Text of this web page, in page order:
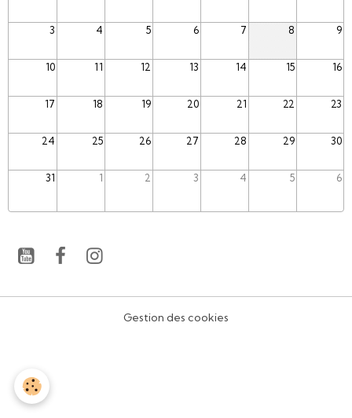
3 4 5 6 7 8 9
10 11 12 13 14 15 16
17 18 19 20 21 22 23
24 25 26 27 28 29 30
31 1 2 3 4 5 6
Gestion des cookies